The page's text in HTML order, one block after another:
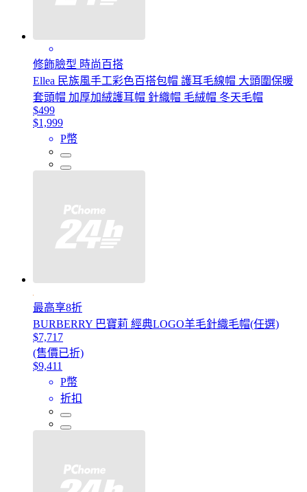
修飾臉型 時尚百搭
Ellea 民族風手工彩色百搭包帽 護耳毛線帽 大頭圍保暖
套頭帽 加厚加絨護耳帽 針織帽 毛絨帽 冬天毛帽
$499
$1,999
P幣
最高享8折
BURBERRY 巴寶莉 經典LOGO羊毛針織毛帽(任選)
$7,717
(售價已折)
$9,411
P幣
折扣